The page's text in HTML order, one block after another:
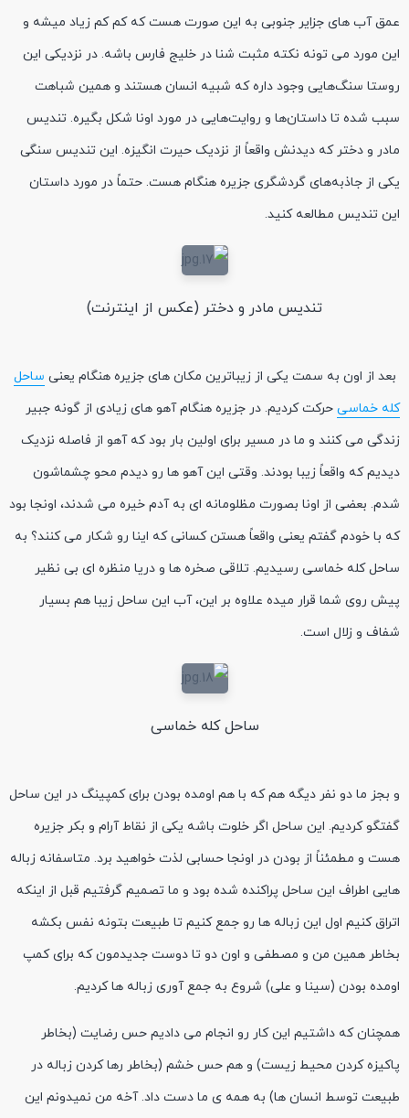
عمق آب های جزایر جنوبی به این صورت هست که کم کم زیاد میشه و
این مورد می تونه نکته مثبت شنا در خلیج فارس باشه. در نزدیکی این
روستا سنگ‌هایی وجود داره که شبیه انسان هستند و همین شباهت
سبب شده تا داستان‌ها و روایت‌هایی در مورد اونا شکل بگیره. تندیس
مادر و دختر که دیدنش واقعاً از نزدیک حیرت انگیزه. این تندیس سنگی
یکی از جاذبه‌های گردشگری جزیره هنگام هست. حتماً در مورد داستان
این تندیس مطالعه کنید.
تندیس مادر و دختر (عکس از اینترنت)
بعد از اون به سمت یکی از زیباترین مکان های جزیره هنگام یعنی ساحل
کله خماسی حرکت کردیم. در جزیره هنگام آهو های زیادی از گونه جبیر
زندگی می کنند و ما در مسیر برای اولین بار بود که آهو از فاصله نزدیک
دیدیم که واقعاً زیبا بودند. وقتی این آهو ها رو دیدم محو چشماشون
شدم. بعضی از اونا بصورت مظلومانه ای به آدم خیره می شدند، اونجا بود
که با خودم گفتم یعنی واقعاً هستن کسانی که اینا رو شکار می کنند؟ به
ساحل کله خماسی رسیدیم. تلاقی صخره ها و دریا منظره ای بی نظیر
پیش روی شما قرار میده علاوه بر این، آب این ساحل زیبا هم بسیار
شفاف و زلال است.
ساحل کله خماسی
و بجز ما دو نفر دیگه هم که با هم اومده بودن برای کمپینگ در این ساحل
گفتگو کردیم. این ساحل اگر خلوت باشه یکی از نقاط آرام و بکر جزیره
هست و مطمئناً از بودن در اونجا حسابی لذت خواهید برد. متاسفانه زباله
هایی اطراف این ساحل پراکنده شده بود و ما تصمیم گرفتیم قبل از اینکه
اتراق کنیم اول این زباله ها رو جمع کنیم تا طبیعت بتونه نفس بکشه
بخاطر همین من و مصطفی و اون دو تا دوست جدیدمون که برای کمپ
اومده بودن (سینا و علی) شروع به جمع آوری زباله ها کردیم.
همچنان که داشتیم این کار رو انجام می دادیم حس رضایت (بخاطر
پاکیزه کردن محیط زیست) و هم حس خشم (بخاطر رها کردن زباله در
طبیعت توسط انسان ها) به همه ی ما دست داد. آخه من نمیدونم این